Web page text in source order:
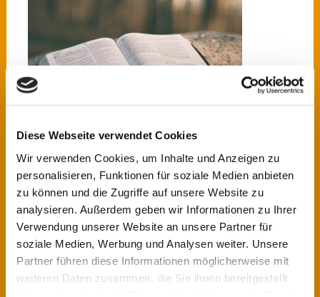
Diese Webseite verwendet Cookies
Wir verwenden Cookies, um Inhalte und Anzeigen zu
personalisieren, Funktionen für soziale Medien anbieten
zu können und die Zugriffe auf unsere Website zu
analysieren. Außerdem geben wir Informationen zu Ihrer
Verwendung unserer Website an unsere Partner für
soziale Medien, Werbung und Analysen weiter. Unsere
Partner führen diese Informationen möglicherweise mit
weiteren Daten zusammen, die Sie ihnen bereitgestellt
Schreibe einen Kommentar
Deine E-Mail-Adresse wird nicht veröffentlicht.